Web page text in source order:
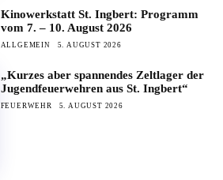
Kinowerkstatt St. Ingbert: Programm
vom 7. – 10. August 2026
ALLGEMEIN 5. AUGUST 2026
„Kurzes aber spannendes Zeltlager der
Jugendfeuerwehren aus St. Ingbert“
FEUERWEHR 5. AUGUST 2026